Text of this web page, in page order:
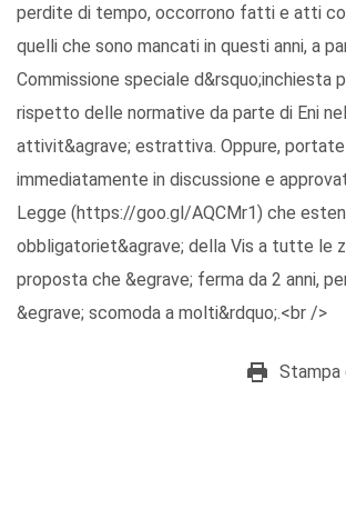
perdite di tempo, occorrono fatti e atti
quelli che sono mancati in questi anni, a
Commissione speciale d&rsquo;inchiesta
rispetto delle normative da parte di Eni
attivit&agrave; estrattiva. Oppure, portate
immediatamente in discussione e
Legge (https://goo.gl/AQCMr1) che
obbligatoriet&agrave; della Vis a tutte le
proposta che &egrave; ferma da 2 anni,
&egrave; scomoda a molti&rdquo;.<br />